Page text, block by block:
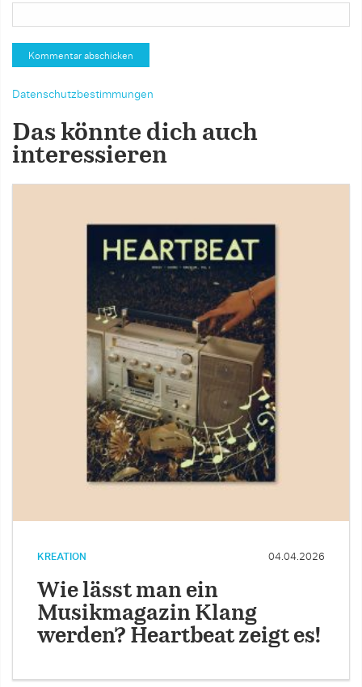
Datenschutzbestimmungen
Das könnte dich auch
interessieren
KREATION 04.04.2026
Wie lässt man ein
Musikmagazin Klang
werden? Heartbeat zeigt es!